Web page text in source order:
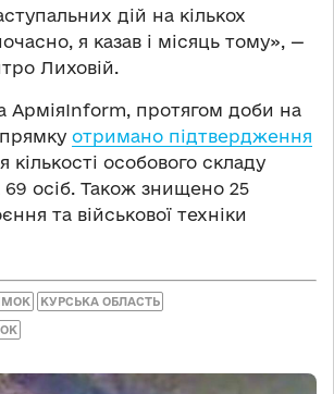
дій на кількох
я казав і місяць тому», —
Лиховій.
АрміяInform, протягом доби на
отримано підтвердження
особового складу
осіб. Також знищено 25
та військової техніки
КУРСЬКА ОБЛАСТЬ